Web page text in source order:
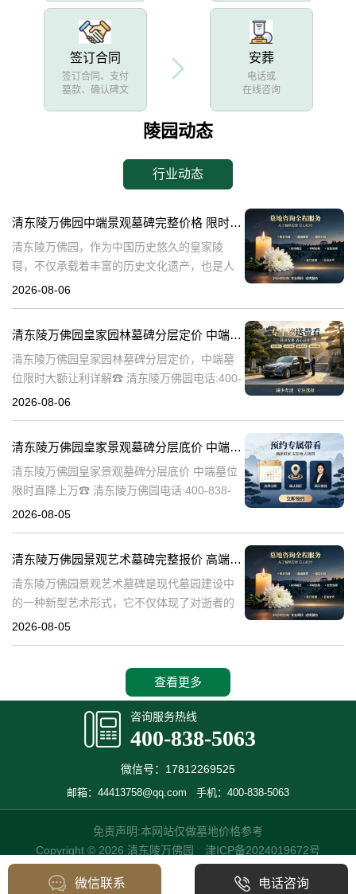
签订合同
签订合同、支付
墓款、确认碑文
安葬
电话或
在线咨询
陵园动态
行业动态
清东陵万佛园中端景观墓碑完整价格 限时减免多年管理费详解
清东陵万佛园，作为中国历史悠久的皇家陵
寝，不仅承载着丰富的历史文化遗产，也是人
们缅怀先人、寄托哀思的重要场所。近年来，
清
2026-08-06
清东陵万佛园皇家园林墓碑分层定价 中端墓位限时大额让利详解
清东陵万佛园皇家园林墓碑分层定价，中端墓
位限时大额让利详解☎ 清东陵万佛园电话:400-
838-5063清东陵万佛园，作为中国历史上著名
2026-08-06
清东陵万佛园皇家景观墓碑分层底价 中端墓位限时直降上万
清东陵万佛园皇家景观墓碑分层底价 中端墓位
限时直降上万☎ 清东陵万佛园电话:400-838-
5063清东陵万佛园，作为中国历史上著名的皇
2026-08-05
清东陵万佛园景观艺术墓碑完整报价 高端墓型大额直降活动详解
清东陵万佛园景观艺术墓碑是现代墓园建设中
的一种新型艺术形式，它不仅体现了对逝者的
尊重和缅怀，更是一种文化艺术的传承。本文
2026-08-05
查看更多
咨询服务热线
400-838-5063
微信号：17812269525
邮箱：44413758@qq.com 手机：400-838-5063
免责声明:本网站仅做墓地价格参考
Copyright © 2026 清东陵万佛园 津ICP备2024019672号
微信联系 电话咨询